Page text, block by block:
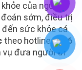
của người
sớm, điều trị
đến sức khỏe cá
theo hotline0896
vụ đưa người đi